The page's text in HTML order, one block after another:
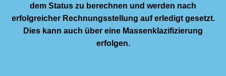
dem Status zu berechnen und werden nach
erfolgreicher Rechnungsstellung auf erledigt gesetzt.
Dies kann auch über eine Massenklazifizierung
erfolgen.